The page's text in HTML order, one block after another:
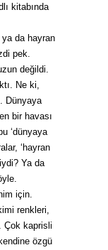
kitabında
ya da hayran
pek.
değildi.
Ne ki,
Dünyaya
bir havası
‘dünyaya
‘hayran
Ya da
için.
renkleri,
Çok kaprisli
özgü